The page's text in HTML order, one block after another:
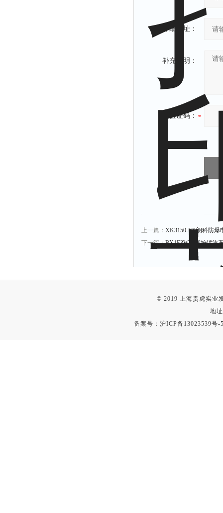
详细地址：
补充说明：
验证码：
上一篇： XK3150-EX朗科防爆
下一篇：BX1E3W无线按键汽
© 2019 上海贵虎实业
地
备案号：沪ICP备13023539号-